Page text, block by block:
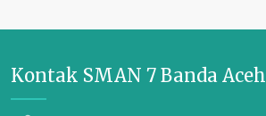
Kontak SMAN 7 Banda Aceh